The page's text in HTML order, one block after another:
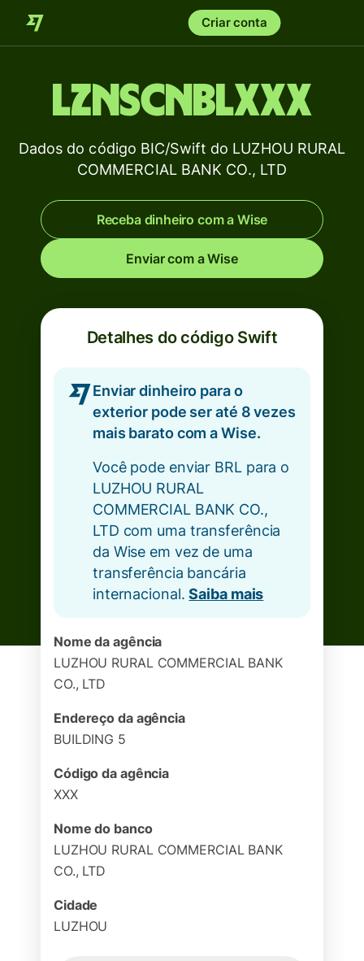
Criar conta
LZNSCNBLXXX
Dados do código BIC/Swift do LUZHOU RURAL
COMMERCIAL BANK CO., LTD
Receba dinheiro com a Wise
Enviar com a Wise
Detalhes do código Swift
Enviar dinheiro para o
exterior pode ser até 8 vezes
mais barato com a Wise.
Você pode enviar BRL para o
LUZHOU RURAL
COMMERCIAL BANK CO.,
LTD com uma transferência
da Wise em vez de uma
transferência bancária
internacional.Saiba mais
Nome da agência
LUZHOU RURAL COMMERCIAL BANK
CO., LTD
Endereço da agência
BUILDING 5
Código da agência
XXX
Nome do banco
LUZHOU RURAL COMMERCIAL BANK
CO., LTD
Cidade
LUZHOU